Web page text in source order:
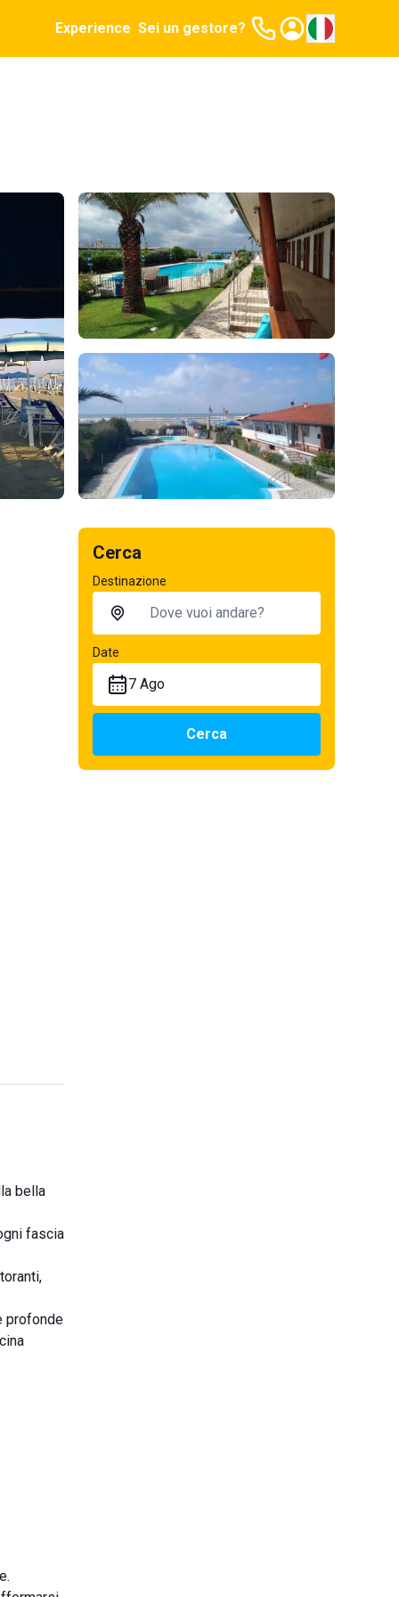
Experience Sei un gestore?
bella
fascia
profonde
Cerca
Destinazione
Date
7 Ago
Cerca